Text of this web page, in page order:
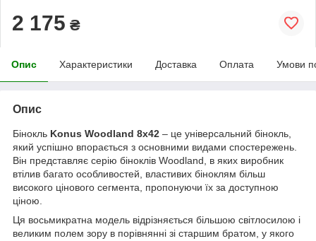
2 175 ₴
Опис Характеристики Доставка Оплата Умови
Опис
Бінокль Konus Woodland 8x42 – це універсальний бінокль,
який успішно впорається з основними видами спостережень.
Він представляє серію біноклів Woodland, в яких виробник
втілив багато особливостей, властивих біноклям більш
високого цінового сегмента, пропонуючи їх за доступною
ціною.
Ця восьмикратна модель відрізняється більшою світлосилою і
великим полем зору в порівнянні зі старшим братом, у якого